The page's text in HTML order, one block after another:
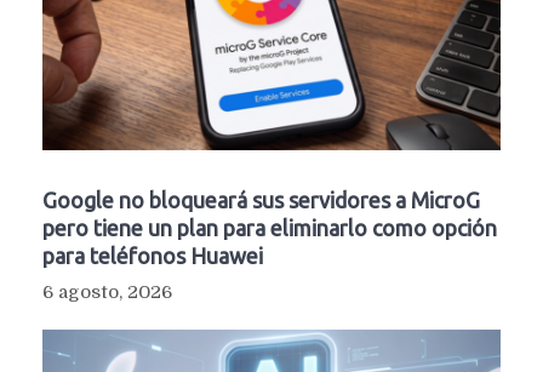
Google no bloqueará sus servidores a MicroG
pero tiene un plan para eliminarlo como opción
para teléfonos Huawei
6 agosto, 2026